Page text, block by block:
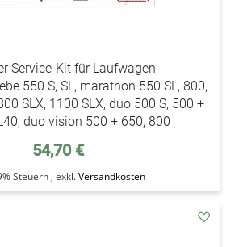
Service-Kit für Laufwagen
550 S, SL, marathon 550 SL, 800,
SLX, 1100 SLX, duo 500 S, 500 +
duo vision 500 + 650, 800
54,70 €
Steuern , exkl.Versandkosten